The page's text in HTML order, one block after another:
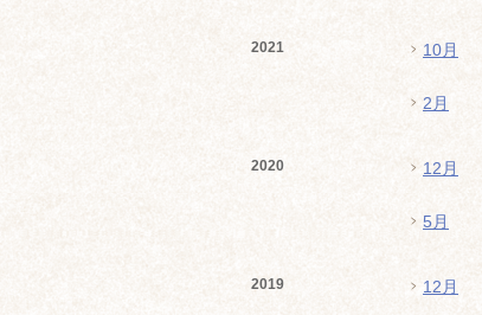
2021 10月
2月
2020 12月
5月
2019 12月